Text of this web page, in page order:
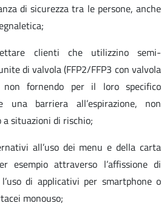
di sicurezza tra le persone, anche
clienti che utilizzino semi-
di valvola (FFP2/FFP3 con valvola
non fornendo per il loro specifico
una barriera all’espirazione, non
situazioni di rischio;
all’uso dei menu e della carta
esempio attraverso l’affissione di
di applicativi per smartphone o
monouso;